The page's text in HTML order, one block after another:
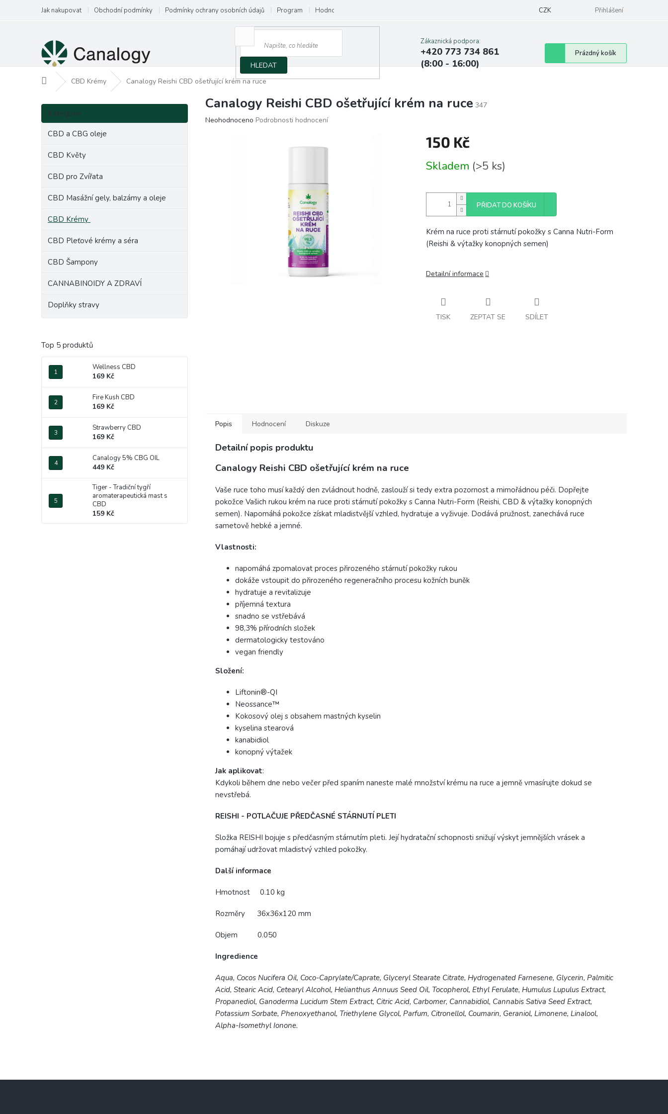
obsah
Jak nakupovat Obchodní podmínky Podmínky ochrany osobních údajů Program Hodnocení obchodu CZK Přihlášení
HLEDAT
Zákaznická podpora:
+420 773 734 861
(8:00 - 16:00)
Nákupní
košík
Prázdný košík
Domů CBD Krémy Canalogy Reishi CBD ošetřující krém na ruce
P
s
Přeskočit
kategorie
Kategorie
CBD a CBG oleje
CBD Květy
CBD pro Zvířata
CBD Masážní gely, balzámy a oleje
CBD Krémy
CBD Pleťové krémy a séra
CBD Šampony
CANNABINOIDY A ZDRAVÍ
Doplňky stravy
Top 5 produktů
Wellness CBD
169 Kč
Fire Kush CBD
169 Kč
Strawberry CBD
169 Kč
Canalogy 5% CBG OIL
449 Kč
Tiger - Tradiční tygří
aromaterapeutická mast s
CBD
159 Kč
Canalogy Reishi CBD ošetřující krém na ruce 347
Průměrné
Neohodnoceno Podrobnosti hodnocení
150 Kč
cena:
Skladem (>5 ks)
PŘIDAT DO KOŠÍKU
Krém na ruce proti stárnutí pokožky s Canna Nutri-Form
(Reishi & výtažky konopných semen)
Detailní informace
TISK ZEPTAT SE SDÍLET
Popis Hodnocení Diskuze
Detailní popis produktu
Canalogy Reishi CBD ošetřující krém na ruce
Vaše ruce toho musí každý den zvládnout hodně, zaslouží si tedy extra pozornost a mimořádnou péči. Dopřejte
pokožce Vašich rukou krém na ruce proti stárnutí pokožky s Canna Nutri-Form (Reishi, CBD & výtažky konopných
semen). Napomáhá pokožce získat mladistvější vzhled, hydratuje a vyživuje. Dodává pružnost, zanechává ruce
sametově hebké a jemné.
Vlastnosti:
napomáhá zpomalovat proces přirozeného stárnutí pokožky rukou
dokáže vstoupit do přirozeného regeneračního procesu kožních buněk
hydratuje a revitalizuje
příjemná textura
snadno se vstřebává
98,3% přírodních složek
dermatologicky testováno
vegan friendly
Složení:
Liftonin®-QI
Neossance™
Kokosový olej s obsahem mastných kyselin
kyselina stearová
kanabidiol
konopný výtažek
Jak aplikovat:
Kdykoli během dne nebo večer před spaním naneste malé množství krému na ruce a jemně vmasírujte dokud se
nevstřebá.
REISHI - POTLAČUJE PŘEDČASNÉ STÁRNUTÍ PLETI
Složka REISHI bojuje s předčasným stárnutím pleti. Její hydratační schopnosti snižují výskyt jemnějších vrásek a
pomáhají udržovat mladistvý vzhled pokožky.
Další informace
Hmotnost 0.10 kg
Rozměry 36x36x120 mm
Objem 0.050
Ingredience
Aqua, Cocos Nucifera Oil, Coco-Caprylate/Caprate, Glyceryl Stearate Citrate, Hydrogenated Farnesene, Glycerin, Palmitic
Acid, Stearic Acid, Cetearyl Alcohol, Helianthus Annuus Seed Oil, Tocopherol, Ethyl Ferulate, Humulus Lupulus Extract,
Propanediol, Ganoderma Lucidum Stem Extract, Citric Acid, Carbomer, Cannabidiol, Cannabis Sativa Seed Extract,
Potassium Sorbate, Phenoxyethanol, Triethylene Glycol, Parfum, Citronellol, Coumarin, Geraniol, Limonene, Linalool,
Alpha-Isomethyl Ionone.